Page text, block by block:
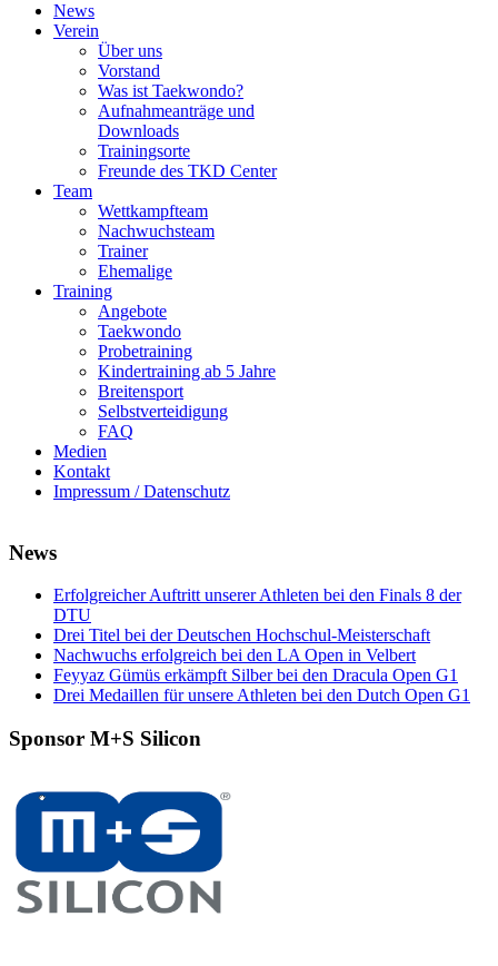
News
Verein
Über uns
Vorstand
Was ist Taekwondo?
Aufnahmeanträge und
Downloads
Trainingsorte
Freunde des TKD Center
Team
Wettkampfteam
Nachwuchsteam
Trainer
Ehemalige
Training
Angebote
Taekwondo
Probetraining
Kindertraining ab 5 Jahre
Breitensport
Selbstverteidigung
FAQ
Medien
Kontakt
Impressum / Datenschutz
News
Erfolgreicher Auftritt unserer Athleten bei den Finals 8 der
DTU
Drei Titel bei der Deutschen Hochschul-Meisterschaft
Nachwuchs erfolgreich bei den LA Open in Velbert
Feyyaz Gümüs erkämpft Silber bei den Dracula Open G1
Drei Medaillen für unsere Athleten bei den Dutch Open G1
Sponsor M+S Silicon